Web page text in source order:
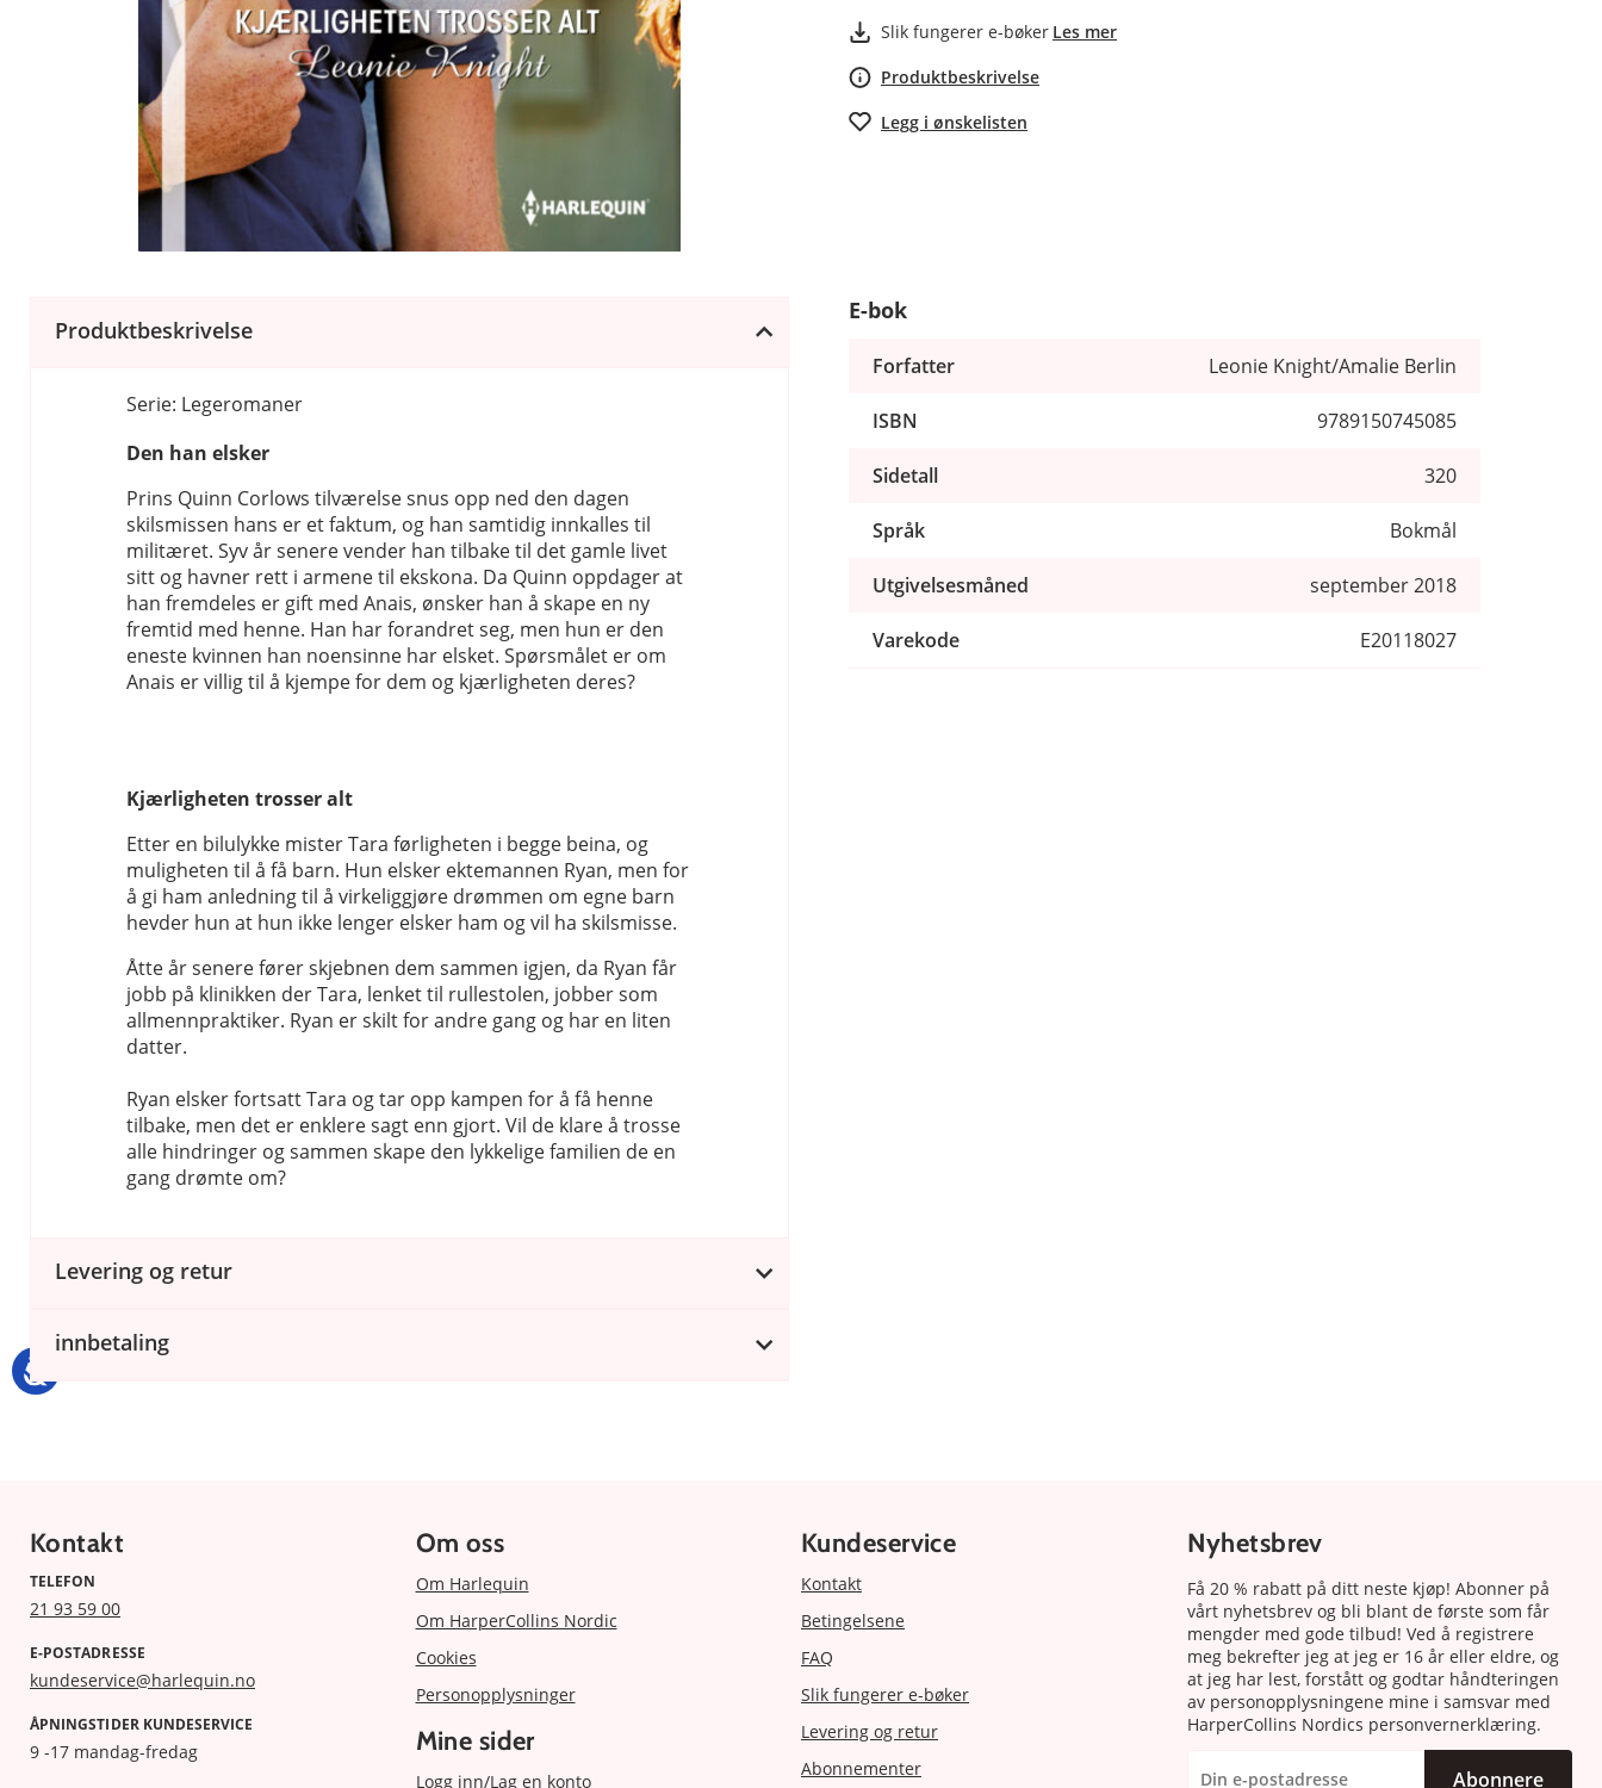
Slik fungerer e-bøker Les mer
Produktbeskrivelse
Legg i ønskelisten
Produktbeskrivelse
Serie: Legeromaner
Den han elsker
Prins Quinn Corlows tilværelse snus opp ned den dagen
skilsmissen hans er et faktum, og han samtidig innkalles til
militæret. Syv år senere vender han tilbake til det gamle livet
sitt og havner rett i armene til ekskona. Da Quinn oppdager at
han fremdeles er gift med Anais, ønsker han å skape en ny
fremtid med henne. Han har forandret seg, men hun er den
eneste kvinnen han noensinne har elsket. Spørsmålet er om
Anais er villig til å kjempe for dem og kjærligheten deres?
Kjærligheten trosser alt
Etter en bilulykke mister Tara førligheten i begge beina, og
muligheten til å få barn. Hun elsker ektemannen Ryan, men for
å gi ham anledning til å virkeliggjøre drømmen om egne barn
hevder hun at hun ikke lenger elsker ham og vil ha skilsmisse.
Åtte år senere fører skjebnen dem sammen igjen, da Ryan får
jobb på klinikken der Tara, lenket til rullestolen, jobber som
allmennpraktiker. Ryan er skilt for andre gang og har en liten
datter.
Ryan elsker fortsatt Tara og tar opp kampen for å få henne
tilbake, men det er enklere sagt enn gjort. Vil de klare å trosse
alle hindringer og sammen skape den lykkelige familien de en
gang drømte om?
Levering og retur
innbetaling
E-bok
Forfatter Leonie Knight/Amalie Berlin
ISBN 9789150745085
Sidetall 320
Språk Bokmål
Utgivelsesmåned september 2018
Varekode E20118027
Kontakt
TELEFON
21 93 59 00
E-POSTADRESSE
kundeservice@harlequin.no
ÅPNINGSTIDER KUNDESERVICE
9 -17 mandag-fredag
Om oss
Om Harlequin
Om HarperCollins Nordic
Cookies
Personopplysninger
Mine sider
Logg inn/Lag en konto
Kundeservice
Kontakt
Betingelsene
FAQ
Slik fungerer e-bøker
Levering og retur
Abonnementer
Nyhetsbrev
Få 20 % rabatt på ditt neste kjøp! Abonner på
vårt nyhetsbrev og bli blant de første som får
mengder med gode tilbud! Ved å registrere
meg bekrefter jeg at jeg er 16 år eller eldre, og
at jeg har lest, forstått og godtar håndteringen
av personopplysningene mine i samsvar med
HarperCollins Nordics personvernerklæring.
Abonnere